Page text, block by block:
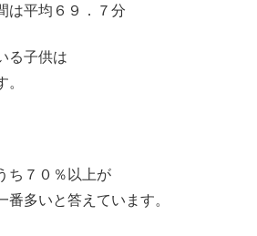
は平均６９．７分
る子供は
ち７０％以上が
多いと答えています。